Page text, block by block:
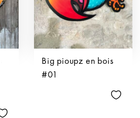
Big pioupz en bois
#01